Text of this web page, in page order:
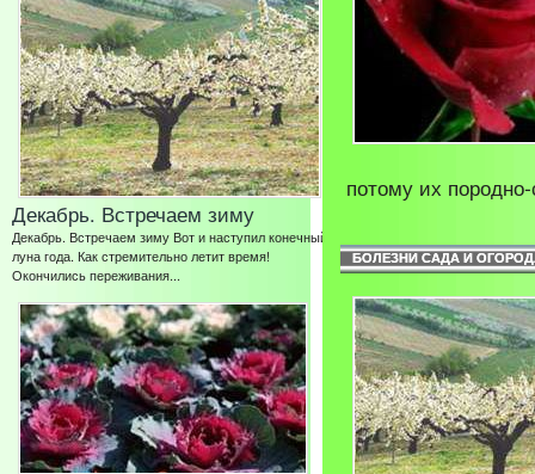
Декабрь. Встречаем зиму
Декабрь. Встречаем зиму Вот и наступил конечный
луна года. Как стремительно летит время!
Окончились переживания...
потому их
БОЛЕЗНИ САДА И